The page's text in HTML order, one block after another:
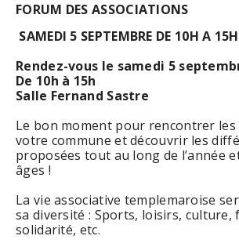
FORUM DES ASSOCIATIONS
SAMEDI 5 SEPTEMBRE DE 10H A 15H
Rendez-vous le samedi 5
De 10h à 15h
Salle Fernand Sastre
Le bon moment pour rencontrer les
votre commune et découvrir les
proposées tout au long de l’année
âges !
La vie associative templemaroise
sa diversité : Sports, loisirs, culture,
solidarité, etc.